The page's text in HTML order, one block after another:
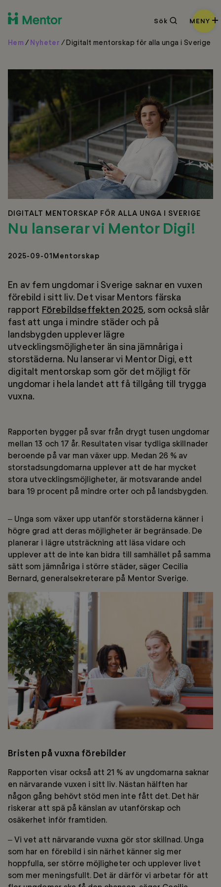
Sök Sök MENY
Hem /Nyheter /Digitalt mentorskap för alla unga i Sverige
DIGITALT MENTORSKAP FÖR ALLA UNGA I SVERIGE
Nu lanserar vi Mentor Digi!
2025-09-01Mentorskap
En av fem ungdomar i Sverige saknar en vuxen
förebild i sitt liv. Det visar Mentors färska
rapport Förebildseffekten 2025, som också slår
fast att unga i mindre städer och på
landsbygden upplever lägre
utvecklingsmöjligheter än sina jämnåriga i
storstäderna. Nu lanserar vi Mentor Digi, ett
digitalt mentorskap som gör det möjligt för
ungdomar i hela landet att få tillgång till trygga
vuxna.
Rapporten bygger på svar från drygt tusen ungdomar
mellan 13 och 17 år. Resultaten visar tydliga skillnader
beroende på var man växer upp. Medan 26 % av
storstadsungdomarna upplever att de har mycket
stora utvecklingsmöjligheter, är motsvarande andel
bara 19 procent på mindre orter och på landsbygden.
– Unga som växer upp utanför storstäderna känner i
högre grad att deras möjligheter är begränsade. De
planerar i lägre utsträckning att läsa vidare och
upplever att de inte kan bidra till samhället på samma
sätt som jämnåriga i större städer, säger Cecilia
Bernard, generalsekreterare på Mentor Sverige.
Bristen på vuxna förebilder
Rapporten visar också att 21 % av ungdomarna saknar
en närvarande vuxen i sitt liv. Nästan hälften har
någon gång behövt stöd men inte fått det. Det här
riskerar att spä på känslan av utanförskap och
osäkerhet inför framtiden.
– Vi vet att närvarande vuxna gör stor skillnad. Unga
som har en förebild i sin närhet känner sig mer
hoppfulla, ser större möjligheter och upplever livet
som mer meningsfullt. Det är därför vi arbetar för att